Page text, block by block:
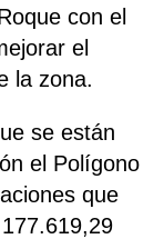
con el
el
la zona.
se están
el Polígono
que